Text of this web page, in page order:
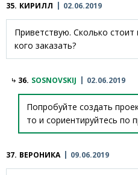
35. КИРИЛЛ 02.06.2019
Приветствую. Сколько
кого заказать?
36. SOSNOVSKIJ 02.06.2019
Попробуйте создать
то и сориентируйтесь по
37. ВЕРОНИКА 09.06.2019